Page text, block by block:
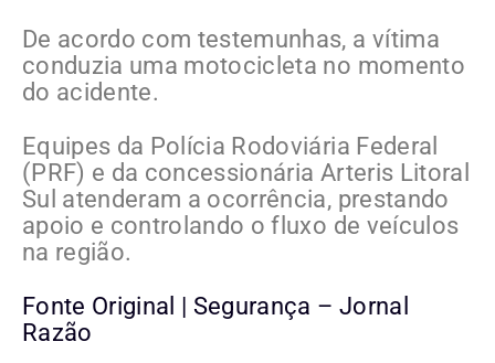
De acordo com testemunhas, a vítima
conduzia uma motocicleta no momento
do acidente.
Equipes da Polícia Rodoviária Federal
(PRF) e da concessionária Arteris Litoral
Sul atenderam a ocorrência, prestando
apoio e controlando o fluxo de veículos
na região.
Fonte Original | Segurança – Jornal
Razão